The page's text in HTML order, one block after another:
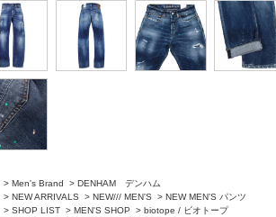
>Men's Brand >DENHAM デンハム
>NEW ARRIVALS >NEW/// MEN'S >NEW MEN'S パンツ
>SHOP LIST >MEN'S SHOP >biotope / ビオトープ